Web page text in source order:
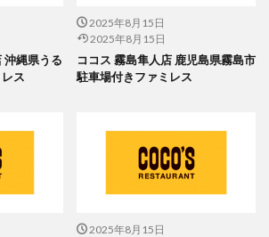
沖縄県うる
ス
2025年8月15日
2025年8月15日
ココス 霧島隼人店 鹿児島県霧島市
駐車場付きファミレス
2025年8月15日